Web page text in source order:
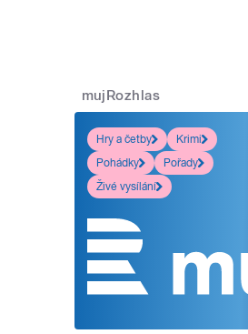
mujRozhlas
Hry a četby
Krimi
Pohádky
Pořady
Živé vysílání